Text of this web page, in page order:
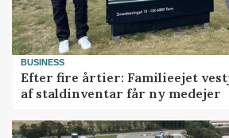
BUSINESS
Efter fire årtier: Familieejet
af staldinventar får ny medejer